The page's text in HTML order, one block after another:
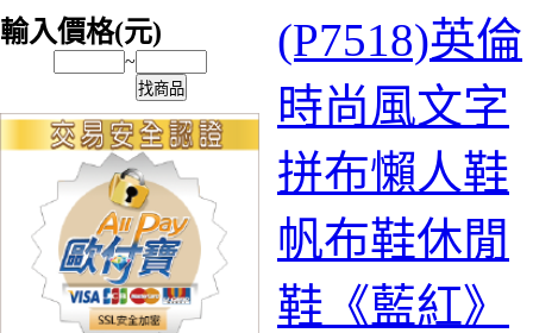
輸入價格(元)
~
找商品
(P7518)英倫
時尚風文字
拼布懶人鞋
帆布鞋休閒
鞋《藍紅》